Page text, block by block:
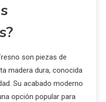
son piezas de
madera dura, conocida
Su acabado moderno
opción popular para